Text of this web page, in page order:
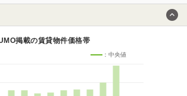
掲載の賃貸物件価格帯
：中央値